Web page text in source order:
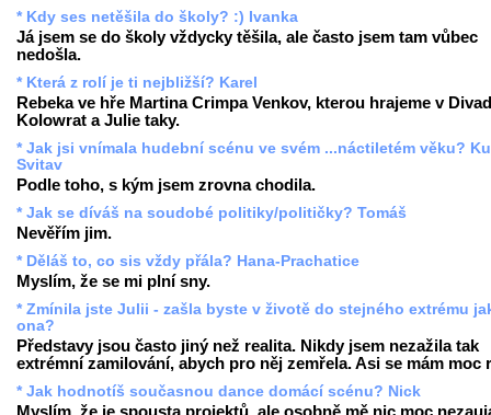
* Kdy ses netěšila do školy? :) Ivanka
Já jsem se do školy vždycky těšila, ale často jsem tam vůbec
nedošla.
* Která z rolí je ti nejbližší? Karel
Rebeka ve hře Martina Crimpa Venkov, kterou hrajeme v
Kolowrat a Julie taky.
* Jak jsi vnímala hudební scénu ve svém ...náctiletém věku?
Svitav
Podle toho, s kým jsem zrovna chodila.
* Jak se díváš na soudobé politiky/političky? Tomáš
Nevěřím jim.
* Děláš to, co sis vždy přála? Hana-Prachatice
Myslím, že se mi plní sny.
* Zmínila jste Julii - zašla byste v životě do stejného extrému
ona?
Představy jsou často jiný než realita. Nikdy jsem nezažila tak
extrémní zamilování, abych pro něj zemřela. Asi se mám moc
* Jak hodnotíš současnou dance domácí scénu? Nick